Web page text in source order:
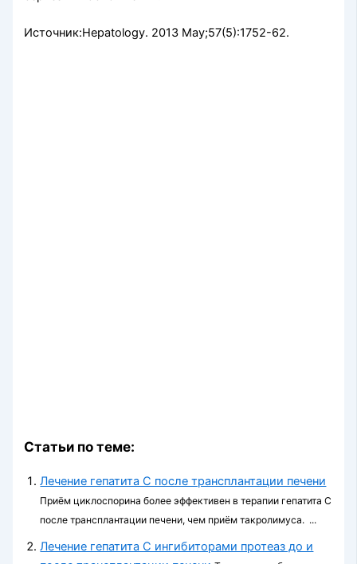
Источник:Hepatology. 2013 May;57(5):1752-62.
Статьи по теме:
Лечение гепатита С после трансплантации печени
Приём циклоспорина более эффективен в терапии гепатита С
после трансплантации печени, чем приём такролимуса. ...
Лечение гепатита С ингибиторами протеаз до и